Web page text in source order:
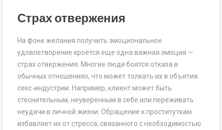
Страх отвержения
На фоне желания получить эмоциональное
удовлетворение кроется еще одна важная эмоция —
страх отвержения. Многие люди боятся отказа в
обычных отношениях, что может толкать их в объятия
секс-индустрии. Например, клиент может быть
стеснительным, неуверенным в себе или переживать
неудачи в личной жизни. Обращение к проституткам
избавляет их от стресса, связанного с необходимостью